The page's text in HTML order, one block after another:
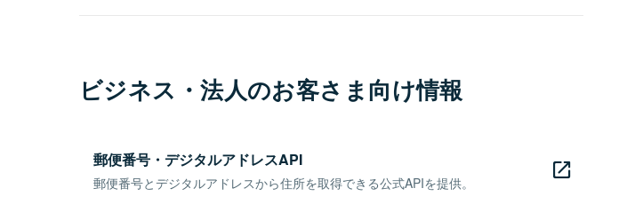
ビジネス・法人のお客さま向け情報
郵便番号・デジタルアドレスAPI
郵便番号とデジタルアドレスから住所を取得できる公式APIを提供。